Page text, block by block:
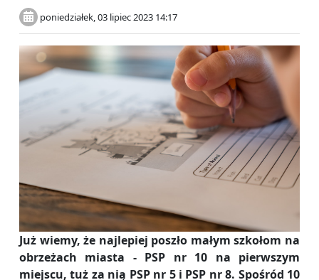
poniedziałek, 03 lipiec 2023 14:17
Już wiemy, że najlepiej poszło małym szkołom na
obrzeżach miasta - PSP nr 10 na pierwszym
miejscu, tuż za nią PSP nr 5 i PSP nr 8. Spośród 10